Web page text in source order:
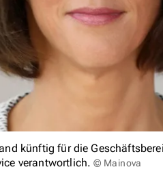
künftig für die
verantwortlich. © Mainova